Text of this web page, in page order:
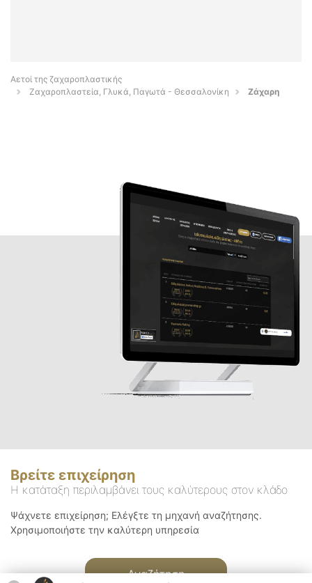
Αετοί της ζαχαροπλαστικής
Ζαχαροπλαστεία, Γλυκά, Παγωτά - Θεσσαλονίκη
Ζάχαρη
Βρείτε επιχείρηση
Η κατάταξη περιλαμβάνει τους καλύτερους στον κλάδο
Ψάχνετε επιχείρηση; Ελέγξτε τη μηχανή αναζήτησης.
Χρησιμοποιήστε την καλύτερη υπηρεσία
Αναζήτηση